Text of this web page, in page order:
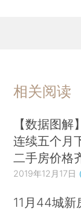
相关阅读
【数据图
连续五个月
二手房价格
2019年12月17日
11月44城新